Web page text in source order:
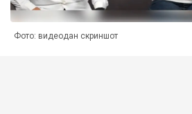
Фото: видеодан скриншот